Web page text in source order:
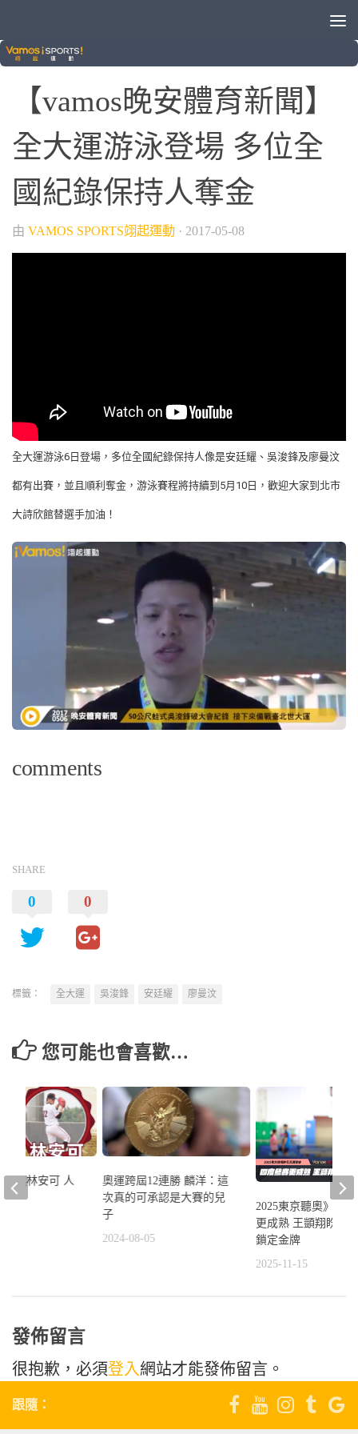
106年臺北全大運
【vamos晚安體育新聞】
全大運游泳登場 多位全
國紀錄保持人奪金
由 VAMOS SPORTS翊起運動 · 2017-05-08
全大運游泳6日登場，多位全國紀錄保持人像是安廷耀、吳浚鋒及廖曼汶
都有出賽，並且順利奪金，游泳賽程將持續到5月10日，歡迎大家到北市
大詩欣館替選手加油！
comments
SHARE
0 0
標籤： 全大運 吳浚鋒 安廷耀 廖曼汶
您可能也會喜歡…
奧運跨屆12連勝 麟洋：這
次真的可承認是大賽的兒
子
2024-08-05
2025東京聽奧》四
更成熟 王顗翔盼扛
鎖定金牌
2025-11-15
獅選林安可 人
發佈留言
很抱歉，必須登入網站才能發佈留言。
跟隨：